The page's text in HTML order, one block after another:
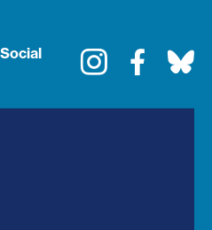
Instagram